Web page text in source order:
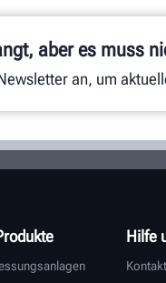
aber es muss
an, um
Hilfe
Kontakt